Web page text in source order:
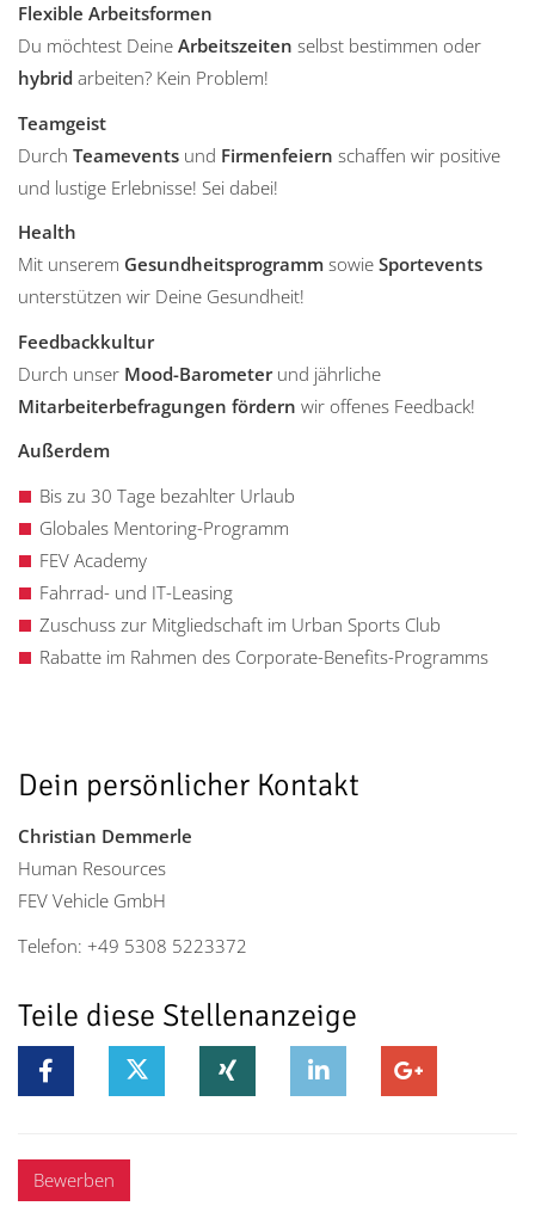
Flexible Arbeitsformen
Du möchtest Deine Arbeitszeiten selbst bestimmen oder
hybrid arbeiten? Kein Problem!
Teamgeist
Durch Teamevents und Firmenfeiern schaffen wir positive
und lustige Erlebnisse! Sei dabei!
Health
Mit unserem Gesundheitsprogramm sowie Sportevents
unterstützen wir Deine Gesundheit!
Feedbackkultur
Durch unser Mood-Barometerund jährliche
Mitarbeiterbefragungen fördern wir offenes Feedback!
Außerdem
Bis zu 30 Tage bezahlter Urlaub
Globales Mentoring-Programm
FEV Academy
Fahrrad- und IT-Leasing
Zuschuss zur Mitgliedschaft im Urban Sports Club
Rabatte im Rahmen des Corporate-Benefits-Programms
Dein persönlicher Kontakt
Christian Demmerle
Human Resources
FEV Vehicle GmbH
Telefon: +49 5308 5223372
Teile diese Stellenanzeige
Bewerben